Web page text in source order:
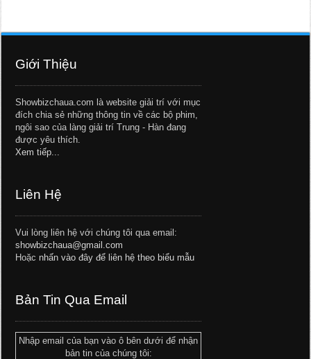
Giới Thiệu
Showbizchaua.com là website giải trí với mục
đích chia sẻ những thông tin về các bộ phim,
ngôi sao của làng giải trí Trung - Hàn đang
được yêu thích.
Xem tiếp...
Liên Hệ
Vui lòng liên hệ với chúng tôi qua email:
showbizchaua@gmail.com
Hoặc nhấn vào đây để liên hệ theo biểu mẫu
Bản Tin Qua Email
Nhập email của bạn vào ô bên dưới để nhận
bản tin của chúng tôi: